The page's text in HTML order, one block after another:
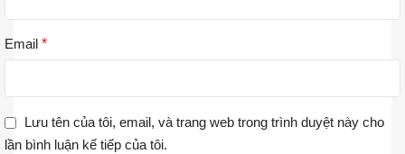
Email *
Lưu tên của tôi, email, và trang web trong trình duyệt này cho
lần bình luận kế tiếp của tôi.